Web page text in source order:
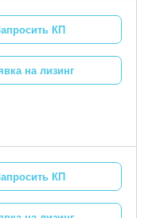
КП
на лизинг
КП